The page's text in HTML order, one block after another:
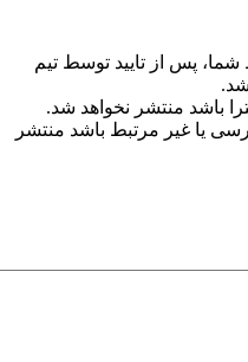
پس از تایید توسط تیم
باشد منتشر نخواهد شد.
یا غیر مرتبط باشد منتشر